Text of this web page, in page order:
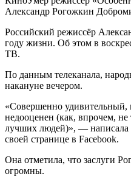
Александр Рогожкин
Российский режиссёр
году жизни. Об этом в
ТВ.
По данным телеканала,
накануне вечером.
«Совершенно
недооценен (как, впрочем,
лучших людей)», — написала
своей странице в Facebook.
Она отметила, что заслуги
огромны.